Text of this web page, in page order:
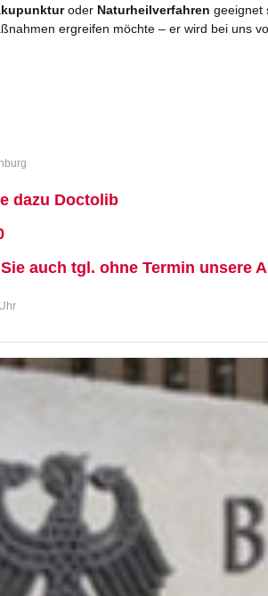
oder Naturheilverfahren geeignet
ergreifen möchte – er wird bei uns
dazu Doctolib
auch tgl. ohne Termin unsere